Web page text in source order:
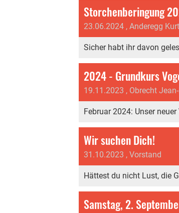
Storchenberingung
23.06.2024 , Anderegg Kurt
Sicher habt ihr davon
2024 - Grundkurs
19.11.2023 , Obrecht
Februar 2024: Unser
Wir suchen Dich!
31.10.2023 , Vorstand
Hättest du nicht Lust, die
Samstag, 2.